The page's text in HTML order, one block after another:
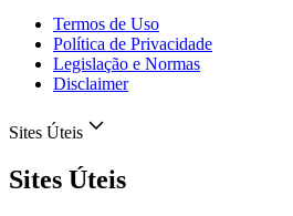
Termos de Uso
Política de Privacidade
Legislação e Normas
Disclaimer
Sites Úteis
Sites Úteis